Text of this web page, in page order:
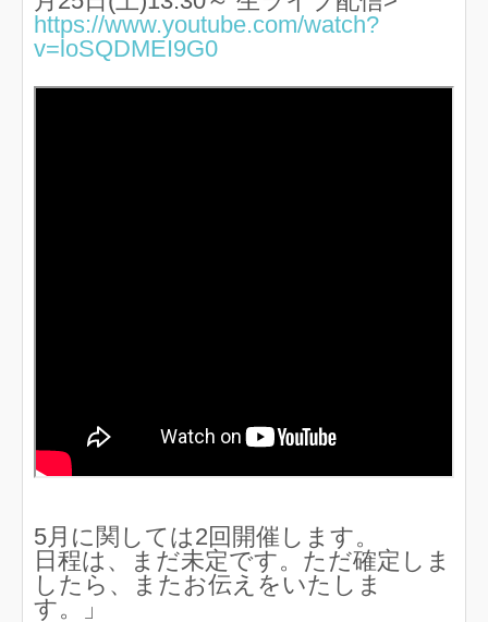
https://www.youtube.com/watch?
v=loSQDMEI9G0
5月に関しては2回開催します。
日程は、まだ未定です。ただ確定しま
したら、またお伝えをいたしま
す。」